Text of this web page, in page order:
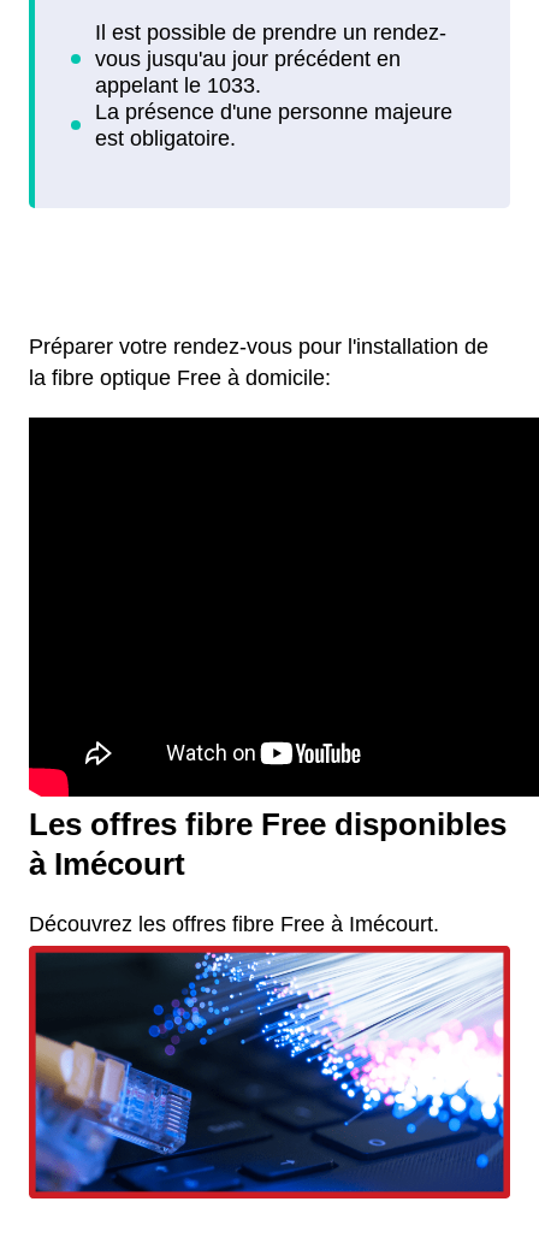
Préparer votre rendez-vous pour l'installation de
la fibre optique Free à domicile:
Les offres fibre Free disponibles
à Imécourt
Découvrez les offres fibre Free à Imécourt.